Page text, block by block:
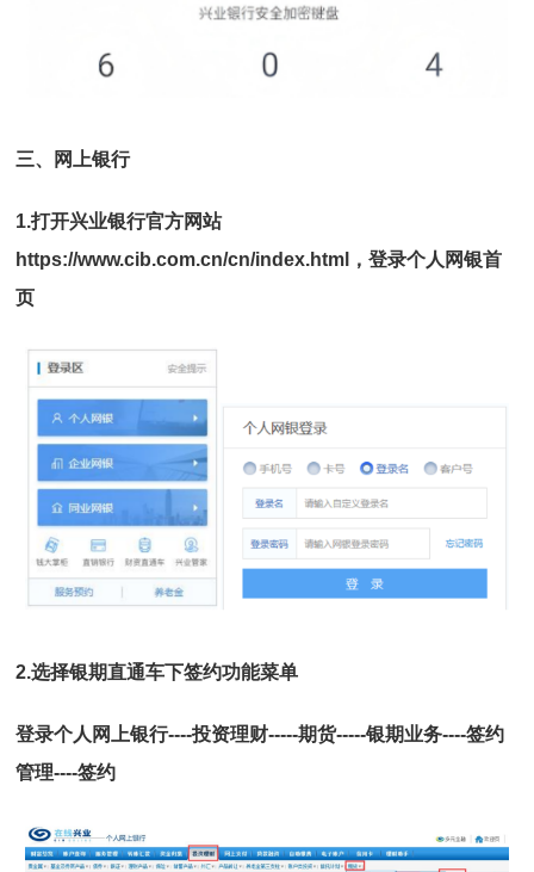
三、 网上银行
1.打开兴业银行官方网站
https://www.cib.com.cn/cn/index.html，登录个人网银首
页
2.选择银期直通车下签约功能菜单
登录个人网上银行----投资理财-----期货-----银期业务----签约
管理----签约